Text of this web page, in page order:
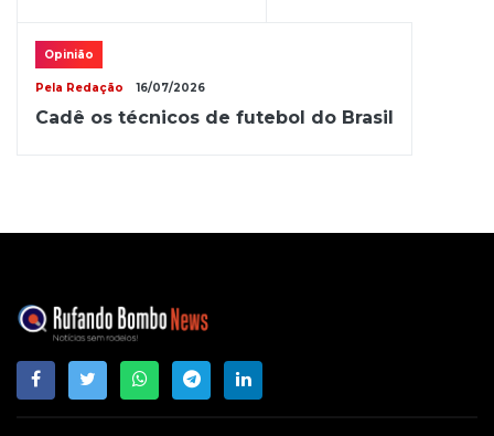
Opinião
Pela Redação 16/07/2026
Cadê os técnicos de futebol do Brasil